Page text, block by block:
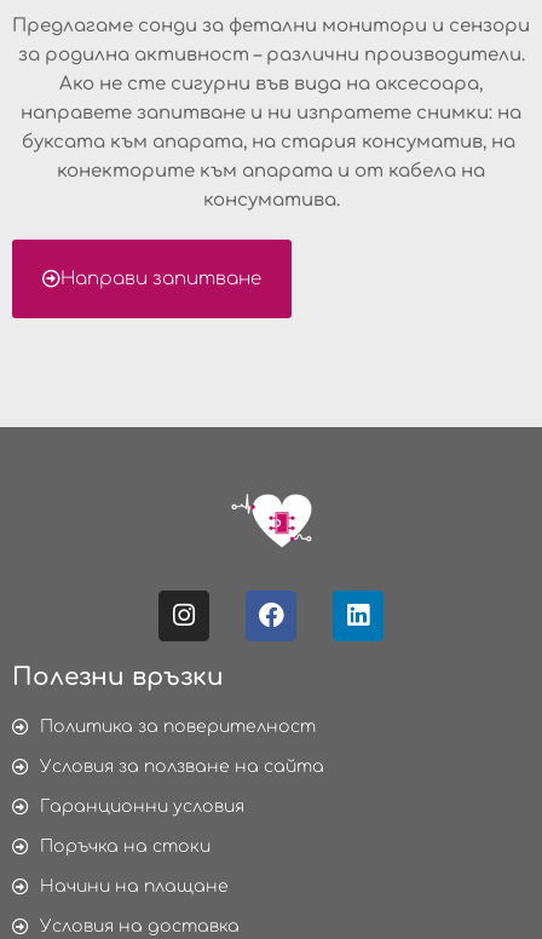
Предлагаме сонди за фетални монитори и сензори
за родилна активност – различни производители.
Ако не сте сигурни във вида на аксесоара,
направете запитване и ни изпратете снимки: на
буксата към апарата, на стария консуматив, на
конекторите към апарата и от кабела на
консуматива.
Направи запитване
Полезни връзки
Политика за поверителност
Условия за ползване на сайта
Гаранционни условия
Поръчка на стоки
Начини на плащане
Условия на доставка